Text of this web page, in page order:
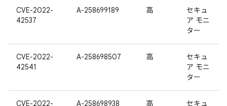
CVE-2022-
42537
A-258699189 高
セキュ
ア モニ
ター
CVE-2022-
42541
A-258698507 高
セキュ
ア モニ
ター
CVE-2022-
A-258698938 高
セキュ